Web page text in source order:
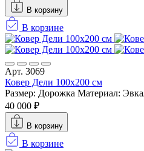
В корзину
В корзине
Арт. 3069
Ковер Дели 100х200 см
Размер: Дорожка Материал:
40 000 ₽
В корзину
В корзине